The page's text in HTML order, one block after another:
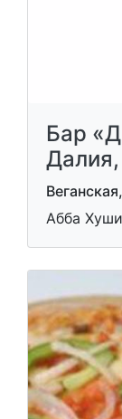
Бар
Абба